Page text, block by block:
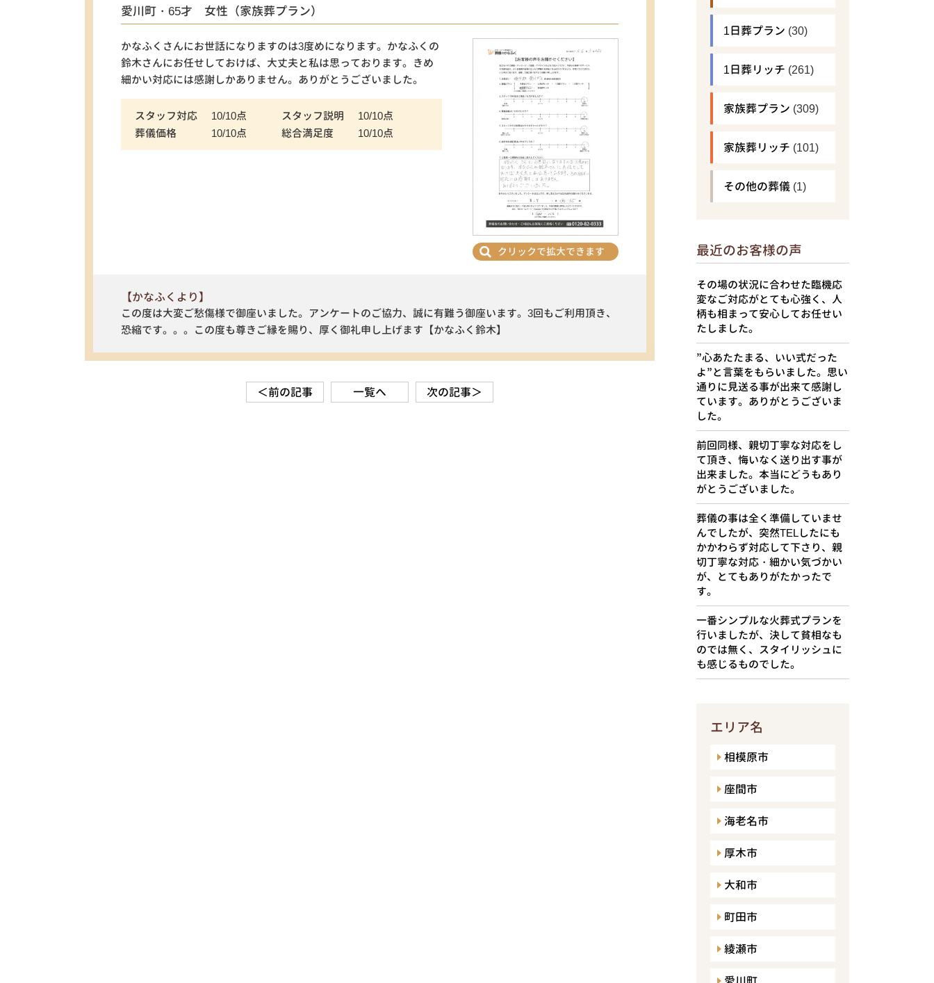
愛川町・65才 女性（家族葬プラン）
かなふくさんにお世話になりますのは3度めになります。かなふくの
鈴木さんにお任せしておけば、大丈夫と私は思っております。きめ
細かい対応には感謝しかありません。ありがとうございました。
スタッフ対応 10/10点 スタッフ説明
10/10点
葬儀価格
10/10点 総合満足度 10/10点
クリックで拡大できます
【かなふくより】
この度は大変ご愁傷様で御座いました。アンケートのご協力、誠に有難う御座います。3回もご利用頂き、
恐縮です。。。この度も尊きご縁を賜り、厚く御礼申し上げます【かなふく鈴木】
＜前の記事 一覧へ 次の記事＞
1日葬プラン (30)
1日葬リッチ (261)
家族葬プラン (309)
家族葬リッチ (101)
その他の葬儀 (1)
最近のお客様の声
その場の状況に合わせた臨機応
変なご対応がとても心強く、人
柄も相まって安心してお任せい
たしました。
”心あたたまる、いい式だった
よ”と言葉をもらいました。思い
通りに見送る事が出来て感謝し
ています。ありがとうございま
した。
前回同様、親切丁寧な対応をし
て頂き、悔いなく送り出す事が
出来ました。本当にどうもあり
がとうございました。
葬儀の事は全く準備していませ
んでしたが、突然TELしたにも
かかわらず対応して下さり、親
切丁寧な対応・細かい気づかい
が、とてもありがたかったで
す。
一番シンプルな火葬式プランを
行いましたが、決して貧相なも
のでは無く、スタイリッシュに
も感じるものでした。
エリア名
相模原市
座間市
海老名市
厚木市
大和市
町田市
綾瀬市